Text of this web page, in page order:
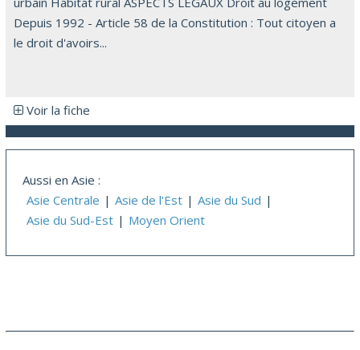
Depuis 1992 - Article 58 de la Constitution : Tout citoyen a
le droit d'avoirs...
Voir la fiche
Aussi en Asie :
Asie Centrale
Asie de l'Est
Asie du Sud
Asie du Sud-Est
Moyen Orient